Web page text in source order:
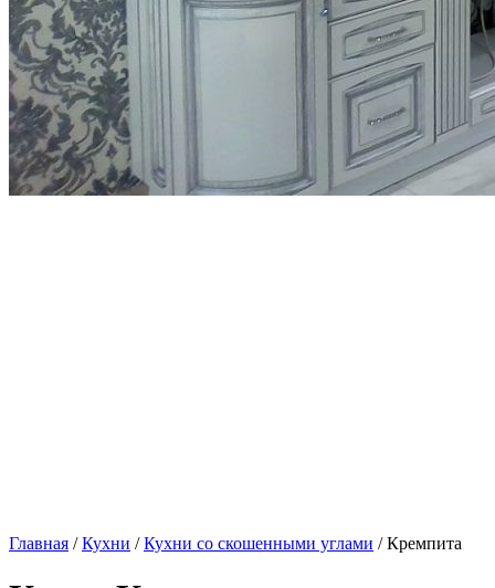
Главная /Кухни /Кухни со скошенными углами / Кремпита